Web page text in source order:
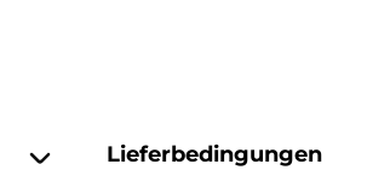
Lieferbedingungen